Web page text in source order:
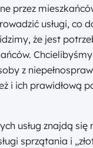
przez
usługi, co
że jest
z
i ich prawidłową
usług znajdą się
sprzątania i